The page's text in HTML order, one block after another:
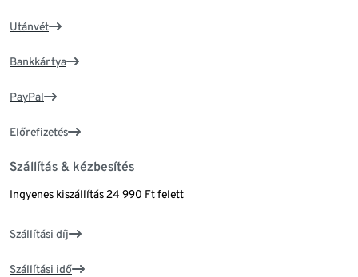
Utánvét
Bankkártya
PayPal
Előrefizetés
Szállítás & kézbesítés
Ingyenes kiszállítás 24 990 Ft felett
Szállítási díj
Szállítási idő